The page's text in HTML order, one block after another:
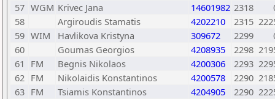
57 WGM Krivec Jana 14601982 2318
58
Argiroudis Stamatis 4202210 2315
59 WIM Havlikova Kristyna 309672 2299
60
Goumas Georgios 4208935 2298
61
FM Begnis Nikolaos 4200306 2293
62 FM Nikolaidis Konstantinos 4200578 2290
63 FM Tsiamis Konstantinos 4204905 2290